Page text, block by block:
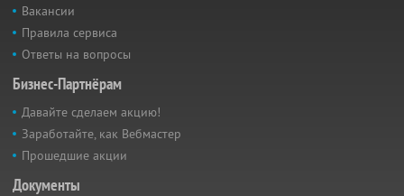
Вакансии
Правила сервиса
Ответы на вопросы
Бизнес-Партнёрам
Давайте сделаем акцию!
Заработайте, как Вебмастер
Прошедшие акции
Документы